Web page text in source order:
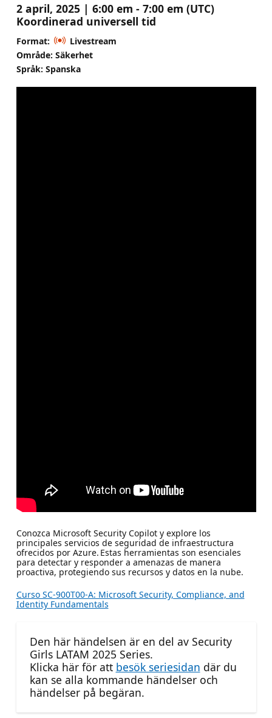
2 april, 2025 | 6:00 em - 7:00 em (UTC)
Koordinerad universell tid
Format:
Livestream
Område: Säkerhet
Språk: Spanska
Conozca Microsoft Security Copilot y explore los
principales servicios de seguridad de infraestructura
ofrecidos por Azure. Estas herramientas son esenciales
para detectar y responder a amenazas de manera
proactiva, protegiendo sus recursos y datos en la nube.
Curso SC-900T00-A: Microsoft Security, Compliance, and
Identity Fundamentals
Den här händelsen är en del av Security
Girls LATAM 2025 Series.
Klicka här för att besök seriesidan där du
kan se alla kommande händelser och
händelser på begäran.